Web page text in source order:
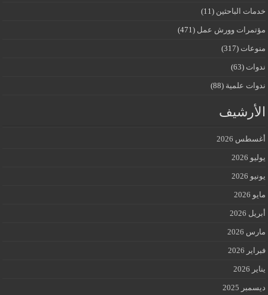
خدمات الباحثين (11)
مؤتمرات وورش عمل (471)
منوعات (317)
ندوات (63)
ندوات علمية (88)
الأرشيف
أغسطس 2026
يوليو 2026
يونيو 2026
مايو 2026
أبريل 2026
مارس 2026
فبراير 2026
يناير 2026
ديسمبر 2025